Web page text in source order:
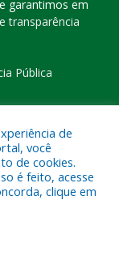
garantimos em
transparência
Pública
de Eldorado
de
você
de cookies.
é feito, acesse
clique em